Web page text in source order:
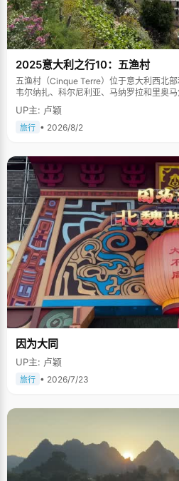
2025意大利之行10：五渔村
五渔村（Cinque Terre）位于意大利西北部
韦尔纳扎、科尔尼利亚、马纳罗拉和里奥
山傍海，房屋色彩斑斓，1997年被列为世界
UP主: 卢颖
旅行 • 2026/8/2
因为大同
UP主: 卢颖
旅行 • 2026/7/23